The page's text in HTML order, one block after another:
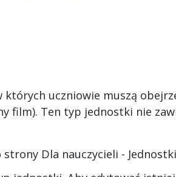
uczniowie muszą
film). Ten typ jednostki nie
strony Dla nauczycieli - Jednostki